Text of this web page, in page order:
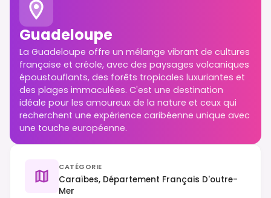
Guadeloupe
La Guadeloupe offre un mélange vibrant de cultures
française et créole, avec des paysages volcaniques
époustouflants, des forêts tropicales luxuriantes et
des plages immaculées. C'est une destination
idéale pour les amoureux de la nature et ceux qui
recherchent une expérience caribéenne unique avec
une touche européenne.
CATÉGORIE
Caraïbes, Département Français D'outre-
Mer